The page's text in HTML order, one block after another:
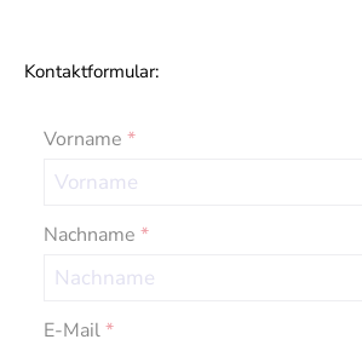
Kontaktformular:
Vorname *
Nachname *
E-Mail*